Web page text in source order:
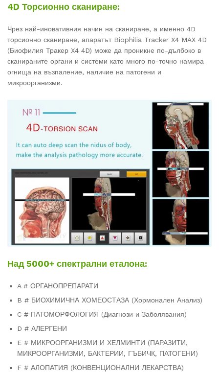
4D Торсионно сканиране:
Чрез най-иновативния начин на сканиране, а именно 4D
торсионно сканиране, апаратът Biophilia Tracker X4 MAX 4D
(Биофилия Тракер X4 4D) може да проникне по-дълбоко в
сканираните органи и системи като много по-точно намира
огнища на възпаление, наличие на патогени и
микроорганизми.
Над 5000+ спектрални еталона:
A # ОРГАНОПРЕПАРАТИ
B # БИОХИМИЧНА ХОМЕОСТАЗА (Хормонален Анализ)
C # ПАТОМОРФОЛОГИЯ (Диагнози и Заболявания)
D # АЛЕРГЕНИ
E # МИКРООРГАНИЗМИ И ХЕЛМИНТИ (ПАРАЗИТИ,
МИКРООРГАНИЗМИ, БАКТЕРИИ, ГЪБИЧК, ПАТОГЕНИ)
F # АЛОПАТИЯ (КОНВЕНЦИОНАЛНИ ЛЕКАРСТВА)